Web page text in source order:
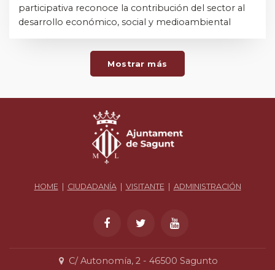
participativa reconoce la contribución del sector al
desarrollo económico, social y medioambiental
Mostrar más
HOME| CIUDADANÍA| VISITANTE| ADMINISTRACIÓN
C/ Autonomía, 2 - 46500 Sagunto